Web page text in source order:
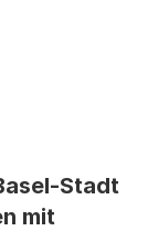
Stadt
mit